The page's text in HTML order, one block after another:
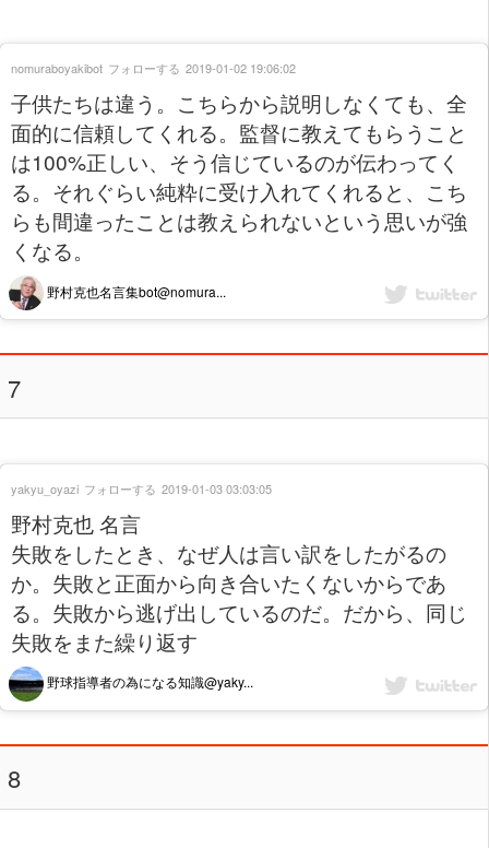
子供たちは違う。こちらから説明しなくても、全
面的に信頼してくれる。監督に教えてもらうこと
は100%正しい、そう信じているのが伝わってく
る。それぐらい純粋に受け入れてくれると、こち
らも間違ったことは教えられないという思いが強
くなる。
野村克也名言集bot@nomura...
nomuraboyakibot フォローする 2019-01-02 19:06:02
7
野村克也 名言
失敗をしたとき、なぜ人は言い訳をしたがるの
か。失敗と正面から向き合いたくないからであ
る。失敗から逃げ出しているのだ。だから、同じ
失敗をまた繰り返す
野球指導者の為になる知識@yaky...
yakyu_oyazi フォローする 2019-01-03 03:03:05
8